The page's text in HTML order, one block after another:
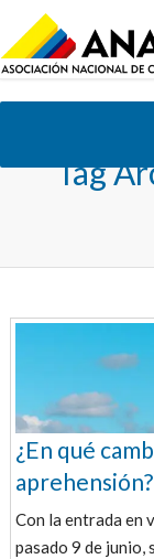
Tag
¿En qué
aprehensión?
Con la entrada en
pasado 9 de